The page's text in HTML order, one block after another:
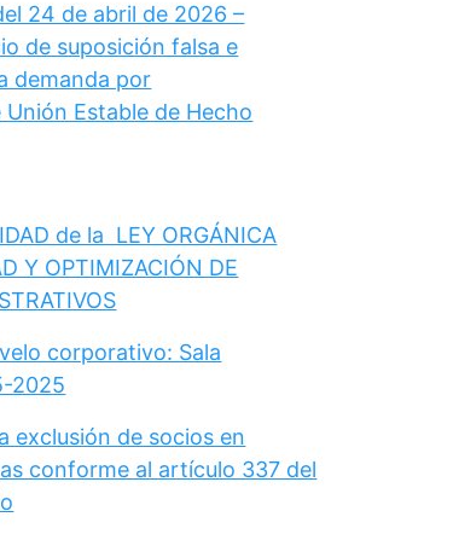
24 de abril de 2026 –
de suposición falsa e
demanda por
Estable de Hecho
de la LEY ORGÁNICA
Y OPTIMIZACIÓN DE
corporativo: Sala
2025
exclusión de socios en
conforme al artículo 337 del